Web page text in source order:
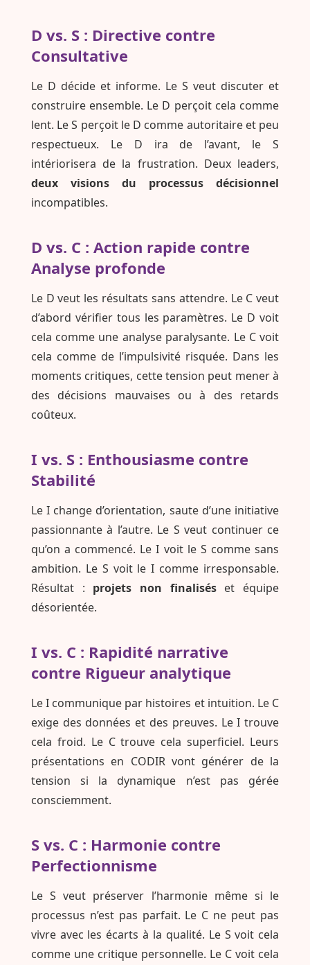
D vs. S : Directive contre
Consultative
Le D décide et informe. Le S veut discuter et
construire ensemble. Le D perçoit cela comme
lent. Le S perçoit le D comme autoritaire et peu
respectueux. Le D ira de l’avant, le S
intériorisera de la frustration. Deux leaders,
deux visions du processus décisionnel
incompatibles.
D vs. C : Action rapide contre
Analyse profonde
Le D veut les résultats sans attendre. Le C veut
d’abord vérifier tous les paramètres. Le D voit
cela comme une analyse paralysante. Le C voit
cela comme de l’impulsivité risquée. Dans les
moments critiques, cette tension peut mener à
des décisions mauvaises ou à des retards
coûteux.
I vs. S : Enthousiasme contre
Stabilité
Le I change d’orientation, saute d’une initiative
passionnante à l’autre. Le S veut continuer ce
qu’on a commencé. Le I voit le S comme sans
ambition. Le S voit le I comme irresponsable.
Résultat : projets non finaliséset équipe
désorientée.
I vs. C : Rapidité narrative
contre Rigueur analytique
Le I communique par histoires et intuition. Le C
exige des données et des preuves. Le I trouve
cela froid. Le C trouve cela superficiel. Leurs
présentations en CODIR vont générer de la
tension si la dynamique n’est pas gérée
consciemment.
S vs. C : Harmonie contre
Perfectionnisme
Le S veut préserver l’harmonie même si le
processus n’est pas parfait. Le C ne peut pas
vivre avec les écarts à la qualité. Le S voit cela
comme une critique personnelle. Le C voit cela